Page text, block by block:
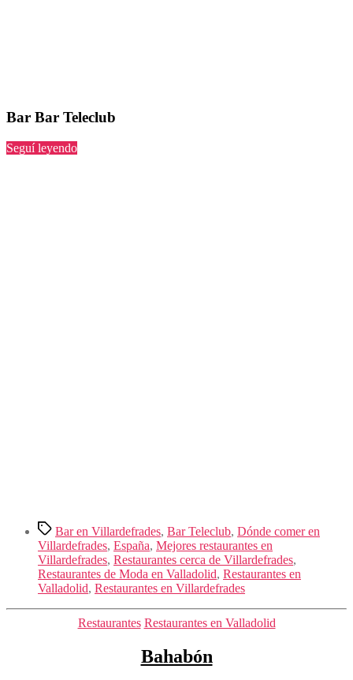
Bar Bar Teleclub
Seguí leyendo“Bar
Etiquetas
Bar en Villardefrades, Bar Teleclub, Dónde comer en
Villardefrades, España, Mejores restaurantes en
Villardefrades, Restaurantes cerca de Villardefrades,
Restaurantes de Moda en Valladolid, Restaurantes en
Valladolid, Restaurantes en Villardefrades
Categorías
Restaurantes Restaurantes en Valladolid
Bahabón